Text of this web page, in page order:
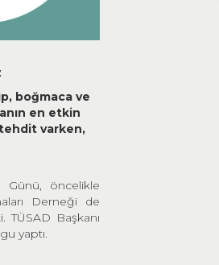
boğmaca ve
en etkin
tehdit varken,
Günü, öncelikle
Derneği de
TÜSAD Başkanı
yaptı.